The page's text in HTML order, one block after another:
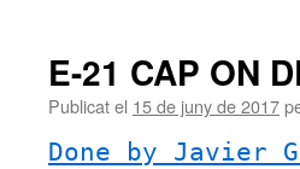
E-21 CAP ON
Publicat el 15 de juny de 2017
Done by Javier